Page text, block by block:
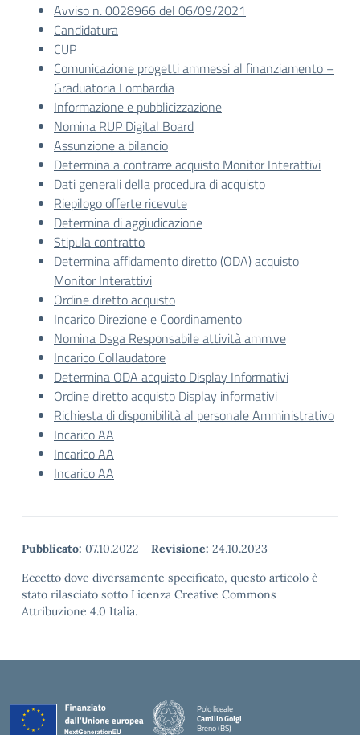
Avviso n. 0028966 del 06/09/2021
Candidatura
CUP
Comunicazione progetti ammessi al finanziamento –
Graduatoria Lombardia
Informazione e pubblicizzazione
Nomina RUP Digital Board
Assunzione a bilancio
Determina a contrarre acquisto Monitor Interattivi
Dati generali della procedura di acquisto
Riepilogo offerte ricevute
Determina di aggiudicazione
Stipula contratto
Determina affidamento diretto (ODA) acquisto
Monitor Interattivi
Ordine diretto acquisto
Incarico Direzione e Coordinamento
Nomina Dsga Responsabile attività amm.ve
Incarico Collaudatore
Determina ODA acquisto Display Informativi
Ordine diretto acquisto Display informativi
Richiesta di disponibilità al personale Amministrativo
Incarico AA
Incarico AA
Incarico AA
Pubblicato: 07.10.2022 - Revisione: 24.10.2023
Eccetto dove diversamente specificato, questo articolo è
stato rilasciato sotto Licenza Creative Commons
Attribuzione 4.0 Italia.
Polo liceale
Camillo Golgi
Breno (BS)